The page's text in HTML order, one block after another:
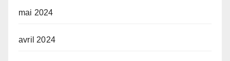
mai 2024
avril 2024